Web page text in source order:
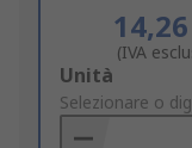
(IVA
Add
to
Basket
Unità
Selezionare o